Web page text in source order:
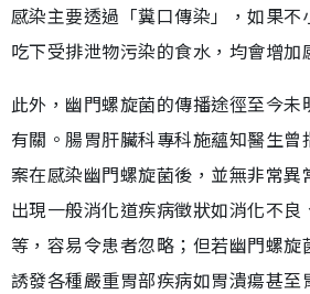
感染主要透過「糞口傳染」，如果
吃下受排泄物污染的食水，均會增加
此外，幽門螺旋菌的傳播途徑至今
有關。腸胃肝臟科專科施蘊知醫生
案在感染幽門螺旋菌後，並無非常異
出現一般消化道疾病徵狀如消化不良
等，容易令患者忽略；但若幽門螺
誘發各種嚴重胃部疾病如胃潰瘍甚至